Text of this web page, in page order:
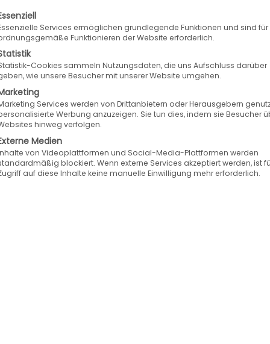
europaweit mehr als 25.000 Kunden
sich 07ZR als europäischer
eines außergewöhnlichen Angebots
30-jährigen Erfahrung in der
der Automobilindustrie entwickelt.
darunter Reifen, Felgen, Fahrzeug-
sind internationale Hersteller für
große Auswahl unterschiedlichster Anbieter
eine Liste der Service-Gruppen, für die eine
Services ermöglichen grundlegende Funktionen und sind
Funktionieren der Website erforderlich.
Cookies sammeln Nutzungsdaten, die uns Aufschluss darüber
wie unsere Besucher mit unserer Website umgehen.
Services werden von Drittanbietern oder Herausgebern
Werbung anzuzeigen. Sie tun dies, indem sie Besucher
hinweg verfolgen.
Medien
von Videoplattformen und Social-Media-Plattformen werden
blockiert. Wenn externe Services akzeptiert werden, ist
auf diese Inhalte keine manuelle Einwilligung mehr erforderlich.